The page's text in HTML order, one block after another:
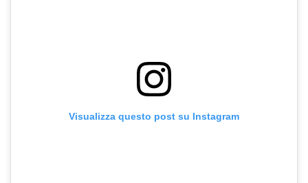
Visualizza questo post su Instagram